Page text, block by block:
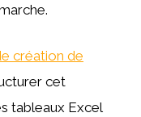
création de
cet
tableaux Excel